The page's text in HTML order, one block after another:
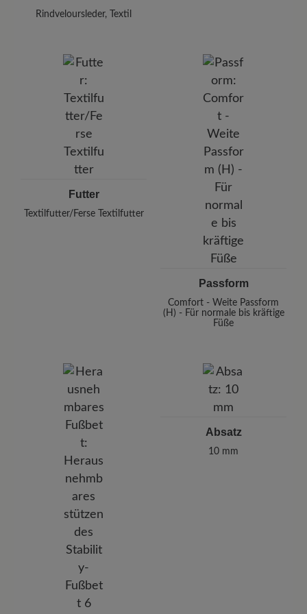
Rindveloursleder, Textil
Futter
Textilfutter/Ferse Textilfutter
Passform
Comfort - Weite Passform
(H) - Für normale bis kräftige
Füße
Absatz
10 mm